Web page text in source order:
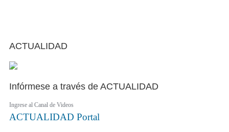
ACTUALIDAD
Infórmese a través de ACTUALIDAD
Ingrese al Canal de Videos
ACTUALIDAD Portal